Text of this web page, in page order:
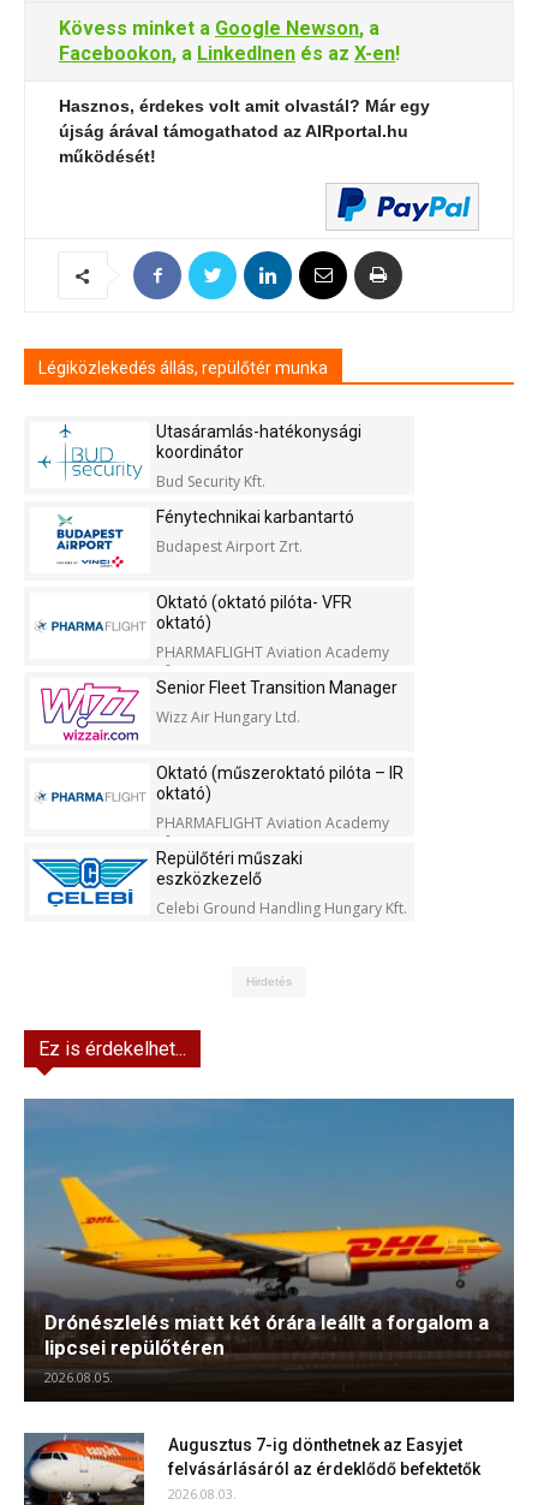
Kövess minket a Google Newson, a
Facebookon, a LinkedInen és az X-en!
Hasznos, érdekes volt amit olvastál? Már egy
újság árával támogathatod az AIRportal.hu
működését!
Légiközlekedés állás, repülőtér munka
Utasáramlás-hatékonysági
koordinátor
Bud Security Kft.
Fénytechnikai karbantartó
Budapest Airport Zrt.
Oktató (oktató pilóta- VFR
oktató)
PHARMAFLIGHT Aviation Academy
Kft.
Senior Fleet Transition Manager
Wizz Air Hungary Ltd.
Oktató (műszeroktató pilóta – IR
oktató)
PHARMAFLIGHT Aviation Academy
Kft.
Repülőtéri műszaki
eszközkezelő
Celebi Ground Handling Hungary Kft.
Hirdetés
Ez is érdekelhet...
Drónészlelés miatt két órára leállt a forgalom a
lipcsei repülőtéren
2026.08.05.
Augusztus 7-ig dönthetnek az Easyjet
felvásárlásáról az érdeklődő befektetők
2026.08.03.